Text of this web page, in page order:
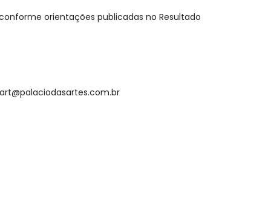
orientações publicadas no Resultado